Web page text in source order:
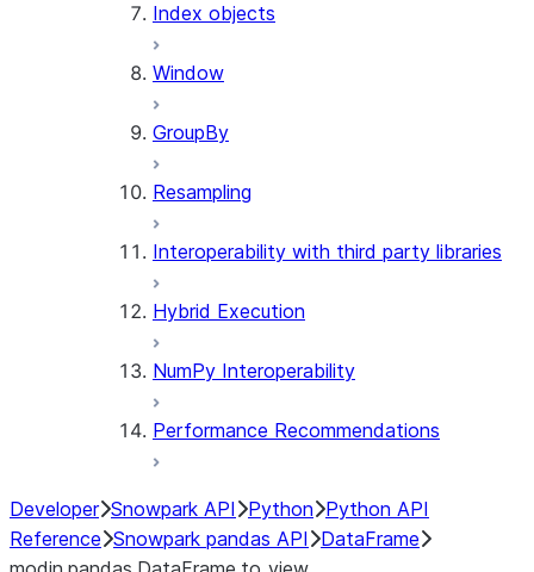
Index objects
Window
GroupBy
Resampling
Interoperability with third party libraries
Hybrid Execution
NumPy Interoperability
Performance Recommendations
Developer Snowpark API Python Python API
Reference Snowpark pandas API
DataFrame